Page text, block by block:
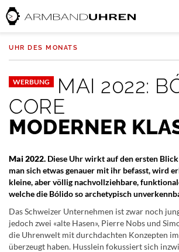
UHR DES MONATS
WERBUNG
MAI 2022:
CORE
MODERNER
Mai 2022. Diese Uhr wirkt auf den ersten
man sich etwas genauer mit ihr befasst, wird
kleine, aber völlig nachvollziehbare,
welche die Bólido so archetypisch
Das Schweizer Unternehmen ist zwar noch
jedoch zwei «alte Hasen», Pierre Nobs und
die Uhrenwelt mit durchdachten Konzepten
überzeugt haben. Husslein fokussiert sich